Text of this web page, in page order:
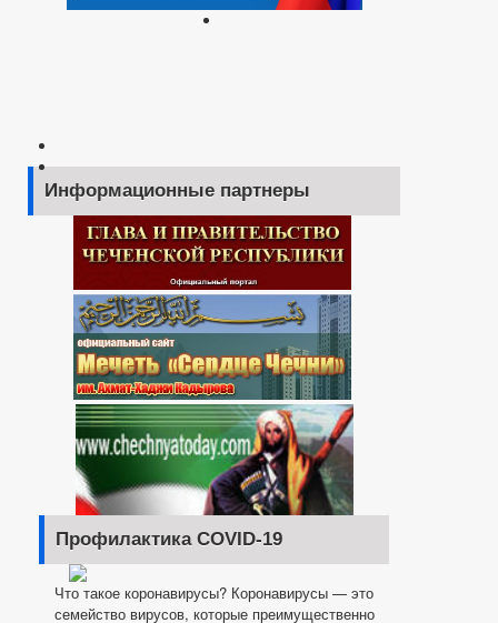
Информационные партнеры
Профилактика COVID-19
Что такое коронавирусы? Коронавирусы — это
семейство вирусов, которые преимущественно